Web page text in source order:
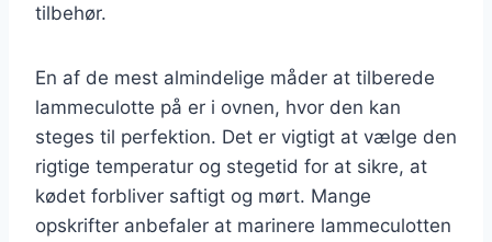
tilbehør.
En af de mest almindelige måder at tilberede
lammeculotte på er i ovnen, hvor den kan
steges til perfektion. Det er vigtigt at vælge den
rigtige temperatur og stegetid for at sikre, at
kødet forbliver saftigt og mørt. Mange
opskrifter anbefaler at marinere lammeculotten